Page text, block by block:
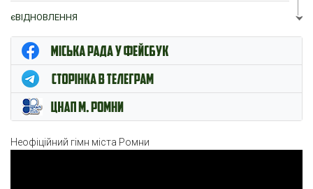
єВІДНОВЛЕННЯ
ЦНАП м. Ромни
Неофіційний гімн міста Ромни